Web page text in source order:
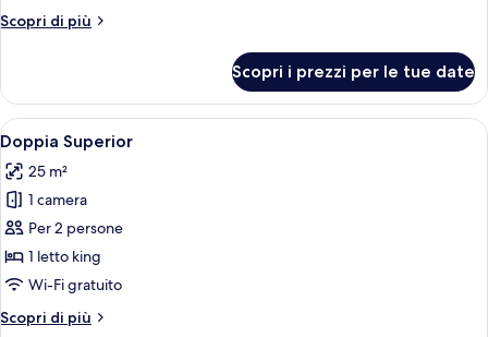
Scopri di più
Altri
Scopri i prezzi per le tue date
Apri
tutte
le
foto
per
Doppia
Superior
Una camera d'albergo con un letto,
5
Doppia Superior
25 m²
1 camera
Per 2 persone
1 letto king
Wi-Fi gratuito
Scopri di più
Altri